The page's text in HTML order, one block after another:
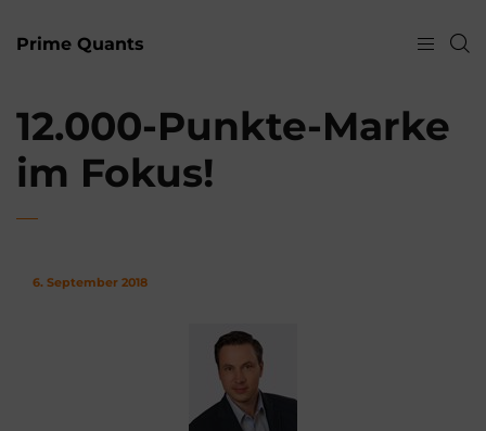
Prime Quants
12.000-Punkte-Marke
im Fokus!
6. September 2018